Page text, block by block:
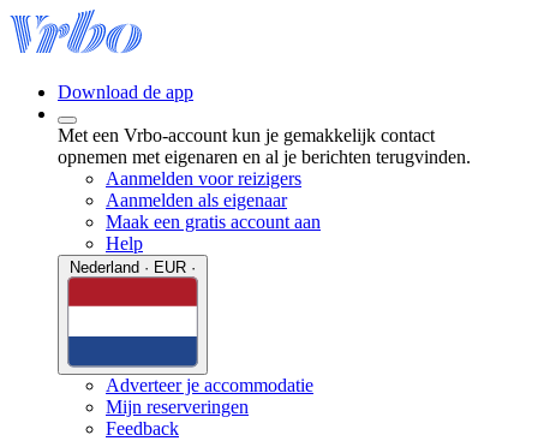
Download de app
Met een Vrbo-account kun je gemakkelijk contact
opnemen met eigenaren en al je berichten terugvinden.
Aanmelden voor reizigers
Aanmelden als eigenaar
Maak een gratis account aan
Help
Adverteer je accommodatie
Mijn reserveringen
Feedback